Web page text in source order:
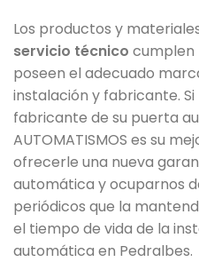
Los productos y
servicio técnico cumplen
poseen el adecuado
instalación y fabricante.
fabricante de su puerta
AUTOMATISMOS es su
ofrecerle una nueva
automática y ocuparnos
periódicos que la
el tiempo de vida de la
automática en Pedralbes.